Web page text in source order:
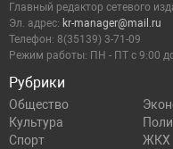
Рубрики
Общество
Культура
Спорт
ЖКХ
Главный редактор сетевого
Эл. адрес: kr-manager@mail.ru
Телефон: 8(35139) 3-71-09
Режим работы: ПН - ПТ с 9:00